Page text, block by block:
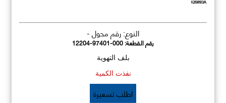
النوع: رقم محول -
رقم القطعة:12204-97401-000
بلف التهوية
نفذت الكمية
اطلب تسعيرة